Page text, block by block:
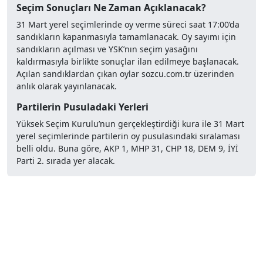
Seçim Sonuçları Ne Zaman Açıklanacak?
31 Mart yerel seçimlerinde oy verme süreci saat 17:00’da
sandıkların kapanmasıyla tamamlanacak. Oy sayımı için
sandıkların açılması ve YSK’nın seçim yasağını
kaldırmasıyla birlikte sonuçlar ilan edilmeye başlanacak.
Açılan sandıklardan çıkan oylar sozcu.com.tr üzerinden
anlık olarak yayınlanacak.
Partilerin Pusuladaki Yerleri
Yüksek Seçim Kurulu’nun gerçekleştirdiği kura ile 31 Mart
yerel seçimlerinde partilerin oy pusulasındaki sıralaması
belli oldu. Buna göre, AKP 1, MHP 31, CHP 18, DEM 9, İYİ
Parti 2. sırada yer alacak.